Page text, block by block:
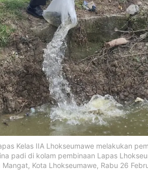
Kelas IIA Lhokseumawe melakukan
padi di kolam pembinaan Lapas
Kota Lhokseumawe, Rabu 26